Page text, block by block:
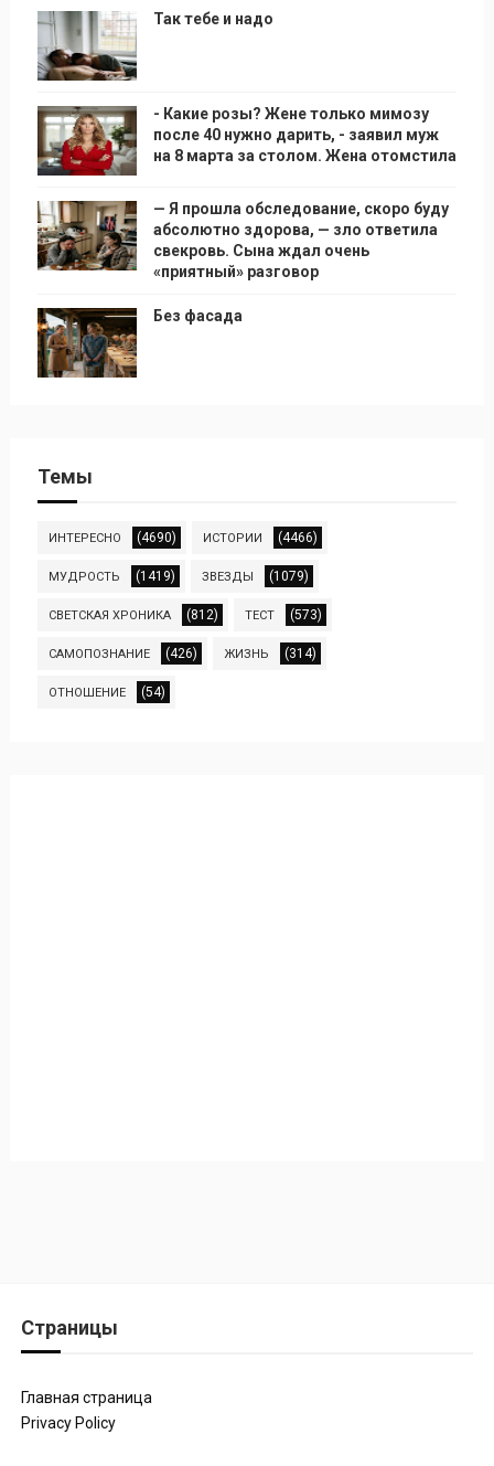
Так тебе и надо
- Какие розы? Жене только мимозу
после 40 нужно дарить, - заявил муж
на 8 марта за столом. Жена отомстила
— Я прошла обследование, скоро буду
абсолютно здорова, — зло ответила
свекровь. Сына ждал очень
«приятный» разговор
Без фасада
Темы
ИНТЕРЕСНО (4690) ИСТОРИИ (4466)
МУДРОСТЬ (1419) ЗВЕЗДЫ (1079)
СВЕТСКАЯ ХРОНИКА (812) ТЕСТ (573)
САМОПОЗНАНИЕ (426) ЖИЗНЬ (314)
ОТНОШЕНИЕ (54)
Страницы
Главная страница
Privacy Policy